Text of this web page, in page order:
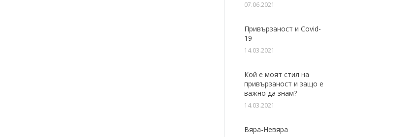
07.06.2021
Привързаност и Covid-
19
14.03.2021
Кой е моят стил на
привързаност и защо е
важно да знам?
14.03.2021
Вяра-Невяра